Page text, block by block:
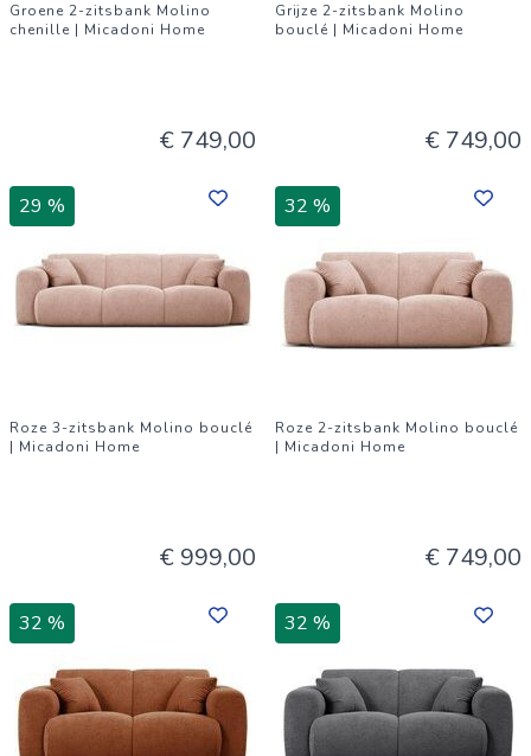
Groene 2-zitsbank Molino
chenille | Micadoni Home
€ 749,00
Grijze 2-zitsbank Molino
bouclé | Micadoni Home
€ 749,00
29 %
Roze 3-zitsbank Molino bouclé
| Micadoni Home
€ 999,00
32 %
Roze 2-zitsbank Molino bouclé
| Micadoni Home
€ 749,00
32 % 32 %